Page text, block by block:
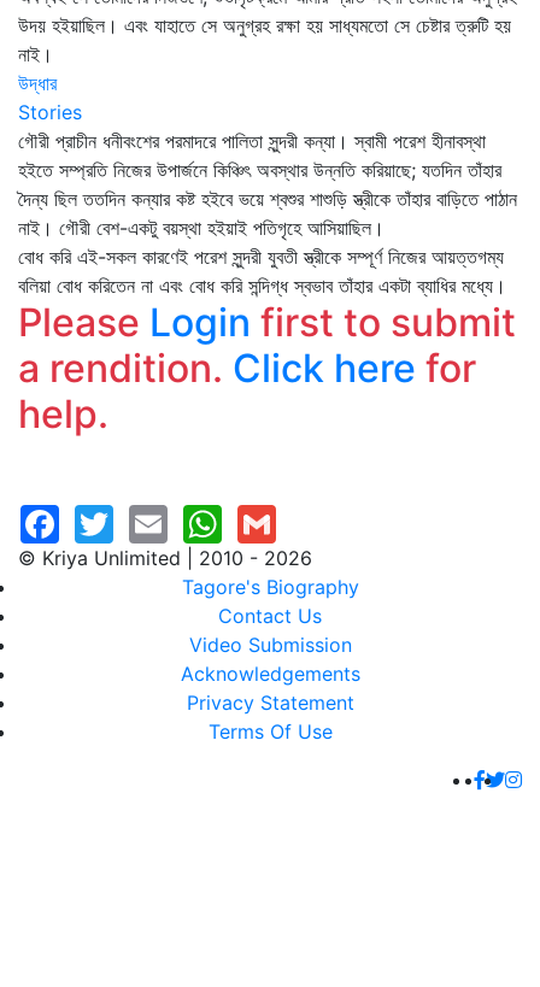
উদয় হইয়াছিল। এবং যাহাতে সে অনুগ্রহ রক্ষা হয় সাধ্যমতো সে চেষ্টার ত্রুটি হয়
নাই।
উদ্ধার
Stories
গৌরী প্রাচীন ধনীবংশের পরমাদরে পালিতা সুন্দরী কন্যা। স্বামী পরেশ হীনাবস্থা
হইতে সম্প্রতি নিজের উপার্জনে কিঞ্চিৎ অবস্থার উন্নতি করিয়াছে; যতদিন তাঁহার
দৈন্য ছিল ততদিন কন্যার কষ্ট হইবে ভয়ে শ্বশুর শাশুড়ি স্ত্রীকে তাঁহার বাড়িতে পাঠান
নাই। গৌরী বেশ-একটু বয়স্থা হইয়াই পতিগৃহে আসিয়াছিল।
বোধ করি এই-সকল কারণেই পরেশ সুন্দরী যুবতী স্ত্রীকে সম্পূর্ণ নিজের আয়ত্তগম্য
বলিয়া বোধ করিতেন না এবং বোধ করি সন্দিগ্ধ স্বভাব তাঁহার একটা ব্যাধির মধ্যে।
Please Login first to submit
a rendition. Click here for
help.
© Kriya Unlimited | 2010 - 2026
Tagore's Biography
Contact Us
Video Submission
Acknowledgements
Privacy Statement
Terms Of Use